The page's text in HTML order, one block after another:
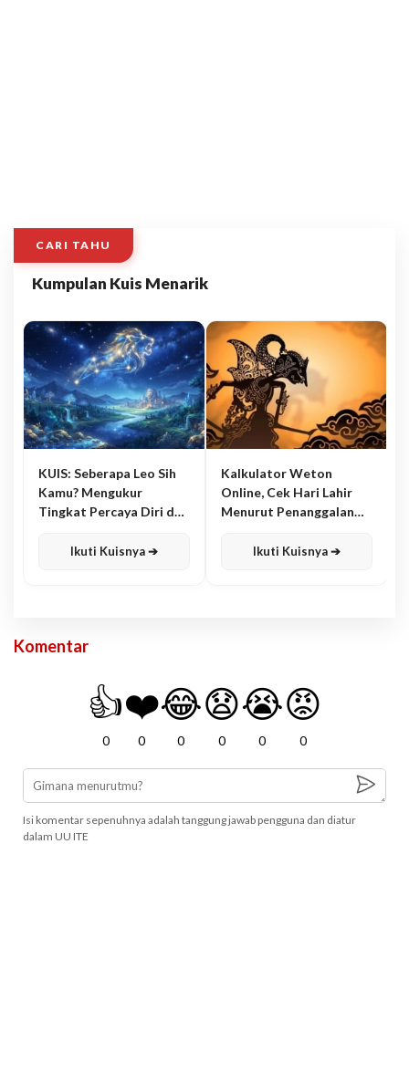
CARI TAHU
Kumpulan Kuis Menarik
KUIS: Seberapa Leo Sih
Kamu? Mengukur
Tingkat Percaya Diri dan
Ikuti Kuisnya ➔
Kalkulator Weton
Online, Cek Hari Lahir
Menurut Penanggalan
Ikuti Kuisnya ➔
Komentar
👍
0
❤️
0
😂
0
😧
0
😭
0
😡
0
Isi komentar sepenuhnya adalah tanggung jawab pengguna dan diatur
dalam UU ITE